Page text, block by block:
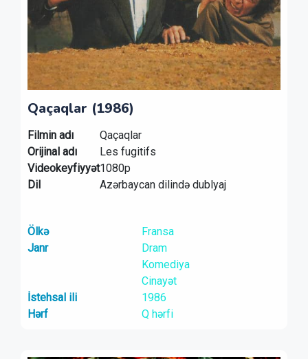
Qaçaqlar (1986)
Filmin adı
Qaçaqlar
Orijinal adı
Les fugitifs
Videokeyfiyyət1080p
Dil
Azərbaycan dilində dublyaj
Ölkə
Fransa
Janr
Dram
Komediya
Cinayət
İstehsal ili
1986
Hərf
Q hərfi